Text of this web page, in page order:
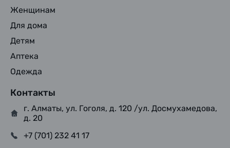
Женщинам
Для дома
Детям
Аптека
Одежда
Контакты
г. Алматы, ул. Гоголя, д. 120 /ул. Досмухамедова,
д. 20
+7 (701) 232 41 17